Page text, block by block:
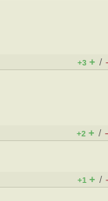
+3 + /
+2 + /
+1 + /